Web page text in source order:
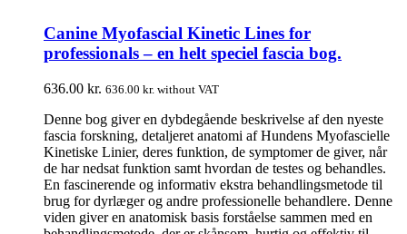
Canine Myofascial Kinetic Lines for
professionals – en helt speciel fascia bog.
636.00 kr. 636.00 kr. without VAT
Denne bog giver en dybdegående beskrivelse af den nyeste
fascia forskning, detaljeret anatomi af Hundens Myofascielle
Kinetiske Linier, deres funktion, de symptomer de giver, når
de har nedsat funktion samt hvordan de testes og behandles.
En fascinerende og informativ ekstra behandlingsmetode til
brug for dyrlæger og andre professionelle behandlere. Denne
viden giver en anatomisk basis forståelse sammen med en